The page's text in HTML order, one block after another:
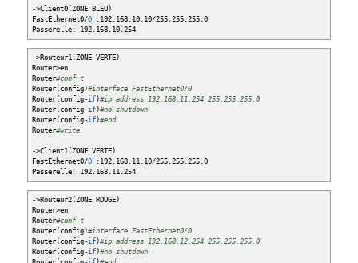
->Client0 (ZONE BLEU)
FastEthernet0/0 :192.168.10.10/255.255.255.0
Passerelle: 192.168.10.254
->Routeur1 (ZONE VERTE)
Router>en
Router#conf t
Router (config)#interface FastEthernet0/0
Router (config-if)#ip address 192.168.11.254 255.255.255.0
Router (config-if)#no shutdown
Router (config-if)#end
Router#write
->Client1 (ZONE VERTE)
FastEthernet0/0 :192.168.11.10/255.255.255.0
Passerelle: 192.168.11.254
->Routeur2 (ZONE ROUGE)
Router>en
Router#conf t
Router (config)#interface FastEthernet0/0
Router (config-if)#ip address 192.168.12.254 255.255.255.0
Router (config-if)#no shutdown